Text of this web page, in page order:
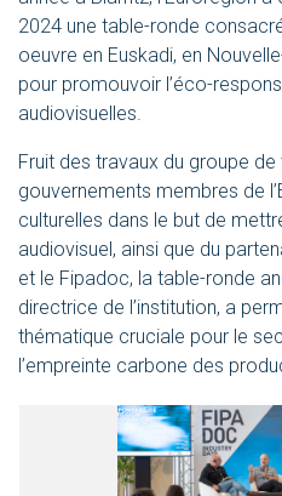
2024 une table-ronde
oeuvre en Euskadi, en
pour promouvoir l’éco-
audiovisuelles.
Fruit des travaux du groupe
gouvernements membres de
culturelles dans le but de
audiovisuel, ainsi que du
et le Fipadoc, la table-ronde
directrice de l’institution, a
thématique cruciale pour le
l’empreinte carbone des